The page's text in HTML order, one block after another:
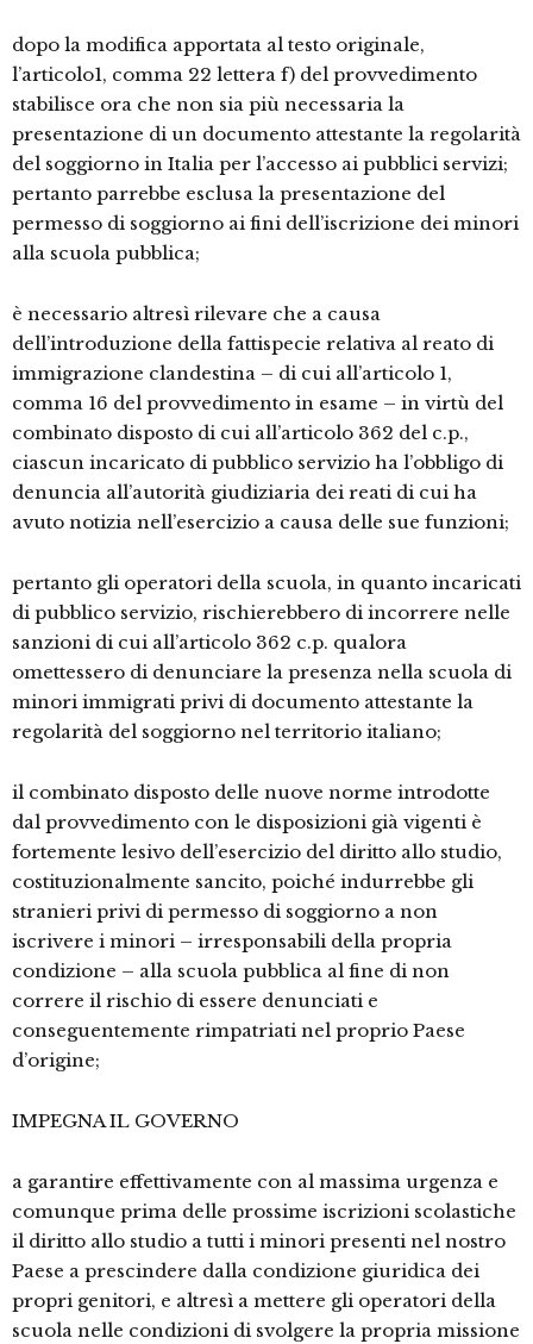
dopo la modifica apportata al testo originale,
l’articolo1, comma 22 lettera f) del provvedimento
stabilisce ora che non sia più necessaria la
presentazione di un documento attestante la regolarità
del soggiorno in Italia per l’accesso ai pubblici servizi;
pertanto parrebbe esclusa la presentazione del
permesso di soggiorno ai fini dell’iscrizione dei minori
alla scuola pubblica;
è necessario altresì rilevare che a causa
dell’introduzione della fattispecie relativa al reato di
immigrazione clandestina – di cui all’articolo 1,
comma 16 del provvedimento in esame – in virtù del
combinato disposto di cui all’articolo 362 del c.p.,
ciascun incaricato di pubblico servizio ha l’obbligo di
denuncia all’autorità giudiziaria dei reati di cui ha
avuto notizia nell’esercizio a causa delle sue funzioni;
pertanto gli operatori della scuola, in quanto incaricati
di pubblico servizio, rischierebbero di incorrere nelle
sanzioni di cui all’articolo 362 c.p. qualora
omettessero di denunciare la presenza nella scuola di
minori immigrati privi di documento attestante la
regolarità del soggiorno nel territorio italiano;
il combinato disposto delle nuove norme introdotte
dal provvedimento con le disposizioni già vigenti è
fortemente lesivo dell’esercizio del diritto allo studio,
costituzionalmente sancito, poiché indurrebbe gli
stranieri privi di permesso di soggiorno a non
iscrivere i minori – irresponsabili della propria
condizione – alla scuola pubblica al fine di non
correre il rischio di essere denunciati e
conseguentemente rimpatriati nel proprio Paese
d’origine;
IMPEGNA IL GOVERNO
a garantire effettivamente con al massima urgenza e
comunque prima delle prossime iscrizioni scolastiche
il diritto allo studio a tutti i minori presenti nel nostro
Paese a prescindere dalla condizione giuridica dei
propri genitori, e altresì a mettere gli operatori della
scuola nelle condizioni di svolgere la propria missione